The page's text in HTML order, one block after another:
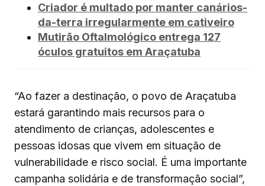
Criador é multado por manter canários-
da-terra irregularmente em cativeiro
Mutirão Oftalmológico entrega 127
óculos gratuitos em Araçatuba
“Ao fazer a destinação, o povo de Araçatuba
estará garantindo mais recursos para o
atendimento de crianças, adolescentes e
pessoas idosas que vivem em situação de
vulnerabilidade e risco social. É uma importante
campanha solidária e de transformação social”,